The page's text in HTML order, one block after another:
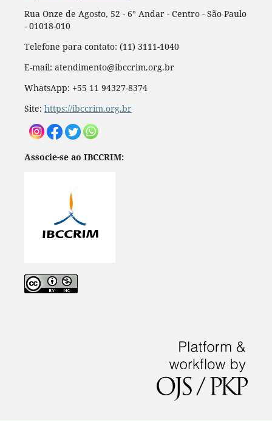
Rua Onze de Agosto, 52 - 6° Andar - Centro - São Paulo
- 01018-010
Telefone para contato: (11) 3111-1040
E-mail: atendimento@ibccrim.org.br
WhatsApp: +55 11 94327-8374
Site: https://ibccrim.org.br
Associe-se ao IBCCRIM: